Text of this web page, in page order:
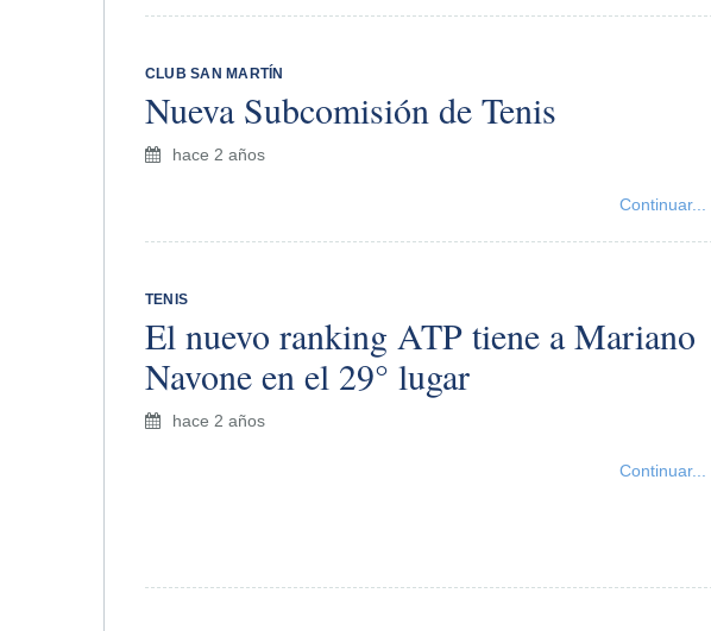
CLUB SAN MARTÍN
Nueva Subcomisión de Tenis
hace 2 años
Continuar...
TENIS
El nuevo ranking ATP tiene a Mariano
Navone en el 29° lugar
hace 2 años
Continuar...